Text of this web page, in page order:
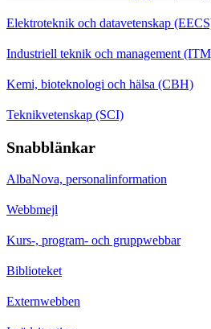
Elektroteknik och datavetenskap
Industriell teknik och management
Kemi, bioteknologi och hälsa (CBH)
Teknikvetenskap (SCI)
Snabblänkar
AlbaNova, personalinformation
Webbmejl
Kurs-, program- och gruppwebbar
Biblioteket
Externwebben